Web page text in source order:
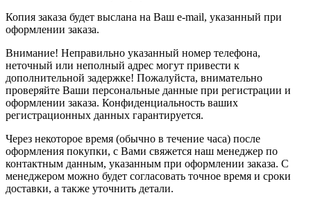
Копия заказа будет выслана на Ваш e-mail, указанный при
оформлении заказа.
Внимание! Неправильно указанный номер телефона,
неточный или неполный адрес могут привести к
дополнительной задержке! Пожалуйста, внимательно
проверяйте Ваши персональные данные при регистрации и
оформлении заказа. Конфиденциальность ваших
регистрационных данных гарантируется.
Через некоторое время (обычно в течение часа) после
оформления покупки, с Вами свяжется наш менеджер по
контактным данным, указанным при оформлении заказа. С
менеджером можно будет согласовать точное время и сроки
доставки, а также уточнить детали.